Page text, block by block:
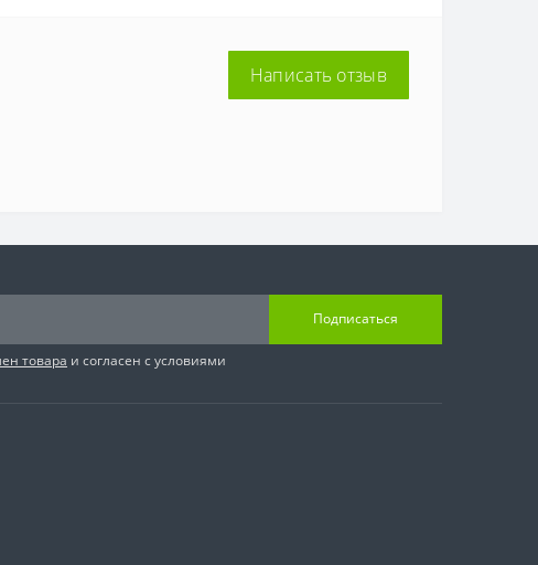
Написать отзыв
Подписаться
товара и согласен с условиями